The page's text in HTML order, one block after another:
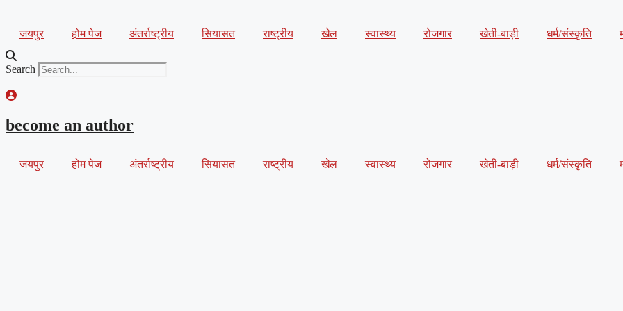
content
जयपुर होम पेज अंतर्राष्ट्रीय सियासत राष्ट्रीय खेल स्वास्थ्य रोजगार खेती-बाड़ी धर्म/संस्कृति
Search
become an author
जयपुर होम पेज अंतर्राष्ट्रीय सियासत राष्ट्रीय खेल स्वास्थ्य रोजगार खेती-बाड़ी धर्म/संस्कृति